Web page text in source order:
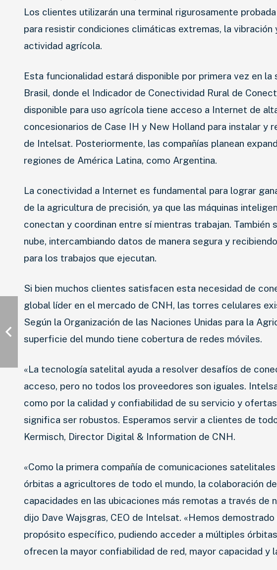
Los clientes utilizarán una terminal rigurosamente
para resistir condiciones climáticas extremas, la
actividad agrícola.
Esta funcionalidad estará disponible por primera vez en
Brasil, donde el Indicador de Conectividad Rural de
disponible para uso agrícola tiene acceso a Internet de
concesionarios de Case IH y New Holland para instalar y
de Intelsat. Posteriormente, las compañías planean
regiones de América Latina, como Argentina.
La conectividad a Internet es fundamental para lograr
de la agricultura de precisión, ya que las máquinas
conectan y coordinan entre sí mientras trabajan. También
nube, intercambiando datos de manera segura y
para los trabajos que ejecutan.
Si bien muchos clientes satisfacen esta necesidad de
global líder en el mercado de CNH, las torres celulares
Según la Organización de las Naciones Unidas para la
superficie del mundo tiene cobertura de redes móviles.
«La tecnología satelital ayuda a resolver desafíos de
acceso, pero no todos los proveedores son iguales.
como por la calidad y confiabilidad de su servicio y
significa ser robustos. Esperamos servir a clientes de
Kermisch, Director Digital & Information de CNH.
«Como la primera compañía de comunicaciones
órbitas a agricultores de todo el mundo, la colaboración
capacidades en las ubicaciones más remotas a través de
dijo Dave Wajsgras, CEO de Intelsat. «Hemos
propósito específico, pudiendo acceder a múltiples
ofrecen la mayor confiabilidad de red, mayor capacidad y